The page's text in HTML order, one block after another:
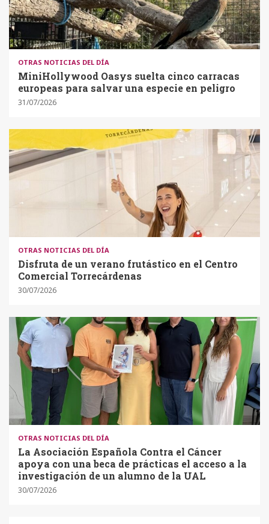
OTRAS NOTICIAS DEL DÍA
MiniHollywood Oasys suelta cinco carracas
europeas para salvar una especie en peligro
31/07/2026
OTRAS NOTICIAS DEL DÍA
Disfruta de un verano frutástico en el Centro
Comercial Torrecárdenas
30/07/2026
OTRAS NOTICIAS DEL DÍA
La Asociación Española Contra el Cáncer
apoya con una beca de prácticas el acceso a la
investigación de un alumno de la UAL
30/07/2026